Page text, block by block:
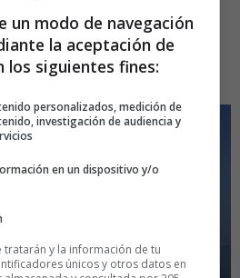
dejar con la boca abierta.
Mar Abad
un modo de navegación
la aceptación de
los siguientes fines:
personalizados, medición de
investigación de audiencia y
en un dispositivo y/o
tratarán y la información de tu
únicos y otros datos en